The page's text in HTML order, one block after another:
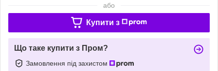
або
Купити з
Що таке купити з Пром?
Замовлення під захистом